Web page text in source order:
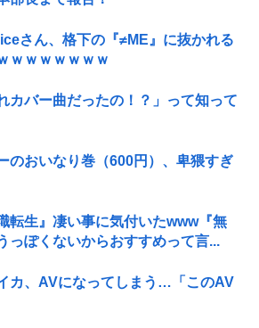
さん、格下の『≠ME』に抜かれる
ｗｗｗｗｗｗｗ
カバー曲だったの！？」って知って
のおいなり巻（600円）、卑猥すぎ
転生』凄い事に気付いたwww『無
っぽくないからおすすめって言...
カ、AVになってしまう…「このAV